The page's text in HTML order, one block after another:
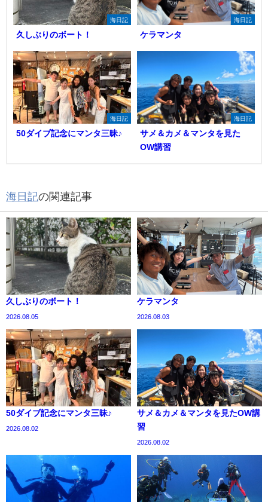
海日記
久しぶりのボート！
海日記
ケラマンタ
海日記
50ダイブ記念にマンタ三昧♪
海日記
サメ＆カメ＆マンタを見た
OW講習
海日記の関連記事
久しぶりのボート！
2026.08.05
ケラマンタ
2026.08.03
50ダイブ記念にマンタ三昧♪
2026.08.02
サメ＆カメ＆マンタを見たOW講
習
2026.08.02